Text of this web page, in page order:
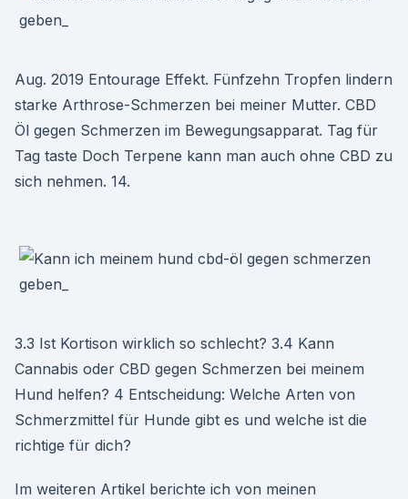
Aug. 2019 Entourage Effekt. Fünfzehn Tropfen lindern
starke Arthrose-Schmerzen bei meiner Mutter. CBD
Öl gegen Schmerzen im Bewegungsapparat. Tag für
Tag taste Doch Terpene kann man auch ohne CBD zu
sich nehmen. 14.
3.3 Ist Kortison wirklich so schlecht? 3.4 Kann
Cannabis oder CBD gegen Schmerzen bei meinem
Hund helfen? 4 Entscheidung: Welche Arten von
Schmerzmittel für Hunde gibt es und welche ist die
richtige für dich?
Im weiteren Artikel berichte ich von meinen